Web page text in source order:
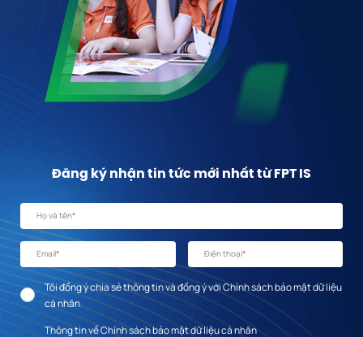
Đăng ký nhận tin tức mới nhất từ FPT IS
Họ và tên*
Email* Điện thoại*
Tôi đồng ý chia sẻ thông tin và đồng ý với Chính sách bảo mật dữ liệu
cá nhân
Thông tin về Chính sách bảo mật dữ liệu cá nhân